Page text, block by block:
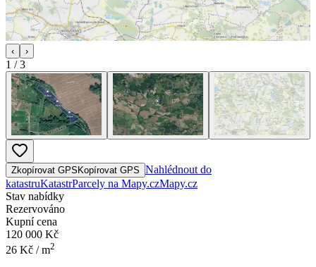
‹ ›
1 /3
Zkopírovat GPS Kopírovat GPS Nahlédnout do
katastruKatastrParcely na Mapy.czMapy.cz
Stav nabídky
Rezervováno
Kupní cena
120 000 Kč
26 Kč / m2